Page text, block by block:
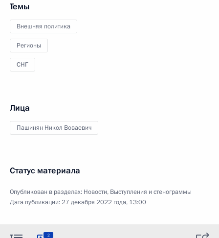
Темы
Внешняя политика
Регионы
СНГ
Лица
Пашинян Никол Воваевич
Статус материала
Опубликован в разделах: Новости, Выступления и стенограммы
Дата публикации:27 декабря 2022 года, 13:00
2